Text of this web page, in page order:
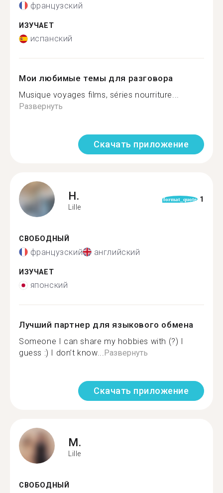
французский
ИЗУЧАЕТ
испанский
Мои любимые темы для разговора
Musique voyages films, séries nourriture...
Развернуть
Скачать приложение
H.
Lille
format_quote 1
СВОБОДНЫЙ
французский английский
ИЗУЧАЕТ
японский
Лучший партнер для языкового обмена
Someone I can share my hobbies with (?) I
guess :) I don’t know...Развернуть
Скачать приложение
M.
Lille
СВОБОДНЫЙ